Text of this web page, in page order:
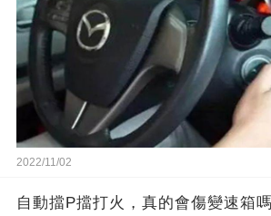
2022/11/02
自動擋P擋打火，真的會傷變速箱